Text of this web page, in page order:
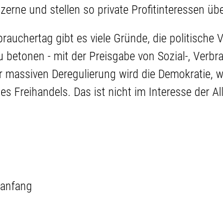
und stellen so private Profitinteressen
gibt es viele Gründe, die politische
betonen - mit der Preisgabe von Sozial-,
massiven Deregulierung wird die Demokratie,
Freihandels. Das ist nicht im Interesse der